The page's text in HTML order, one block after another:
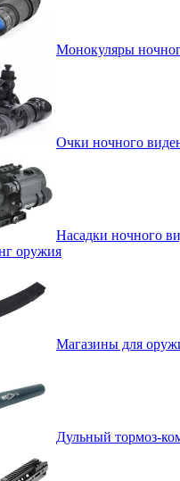
Монокуляры
Очки ночного
Насадки ночного
оружия
Магазины для
Дульный тормоз-